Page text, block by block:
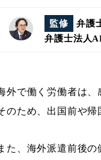
監修
弁護
弁護士法人
外で働く労働者は、
のため、出国前や帰
た、海外派遣前後